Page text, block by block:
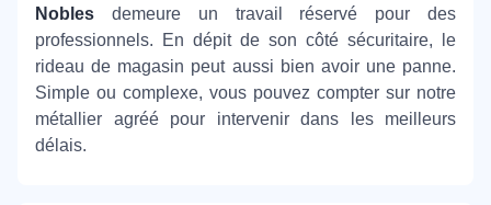
Nobles demeure un travail réservé pour des
professionnels. En dépit de son côté sécuritaire, le
rideau de magasin peut aussi bien avoir une panne.
Simple ou complexe, vous pouvez compter sur notre
métallier agréé pour intervenir dans les meilleurs
délais.